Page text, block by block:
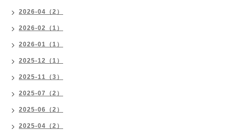
2026-04（2）
2026-02（1）
2026-01（1）
2025-12（1）
2025-11（3）
2025-07（2）
2025-06（2）
2025-04（2）